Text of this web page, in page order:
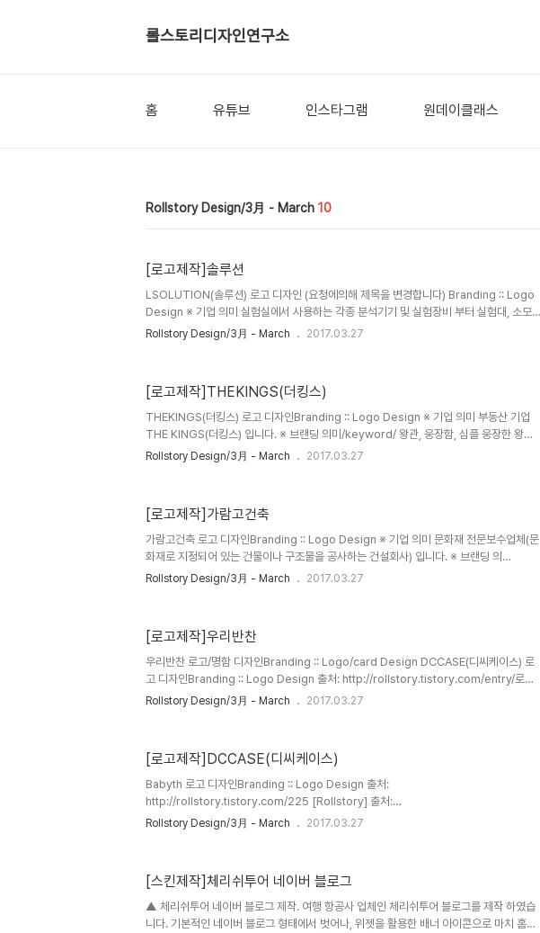
롤스토리디자인연구소
홈 유튜브 인스타그램 원데이클래스
Rollstory Design/3月 - March 10
[로고제작]솔루션
LSOLUTION(솔루션) 로고 디자인 (요청에의해 제목을 변경합니다) Branding :: Logo
Design ※ 기업 의미 실험실에서 사용하는 각종 분석기기 및 실험장비 부터 실험대, 소모
품까지 종합적으로 공급하는 기업입니다. ※ 브랜딩 의미/keyword/ 현미경, 사각형, 정갈
Rollstory Design/3月 - March 2017.03.27
[로고제작]THEKINGS(더킹스)
THEKINGS(더킹스) 로고 디자인Branding :: Logo Design ※ 기업 의미 부동산 기업
THE KINGS(더킹스) 입니다. ※ 브랜딩 의미/keyword/ 왕관, 웅장함, 심플 웅장한 왕관
속에 건물을 형상화하는 형태와 함께 완성된 심볼과 로만체의 글씨와 슬로건을 덧붙여 정갈
Rollstory Design/3月 - March 2017.03.27
[로고제작]가람고건축
가람고건축 로고 디자인Branding :: Logo Design ※ 기업 의미 문화재 전문보수업체(문
화재로 지정되어 있는 건물이나 구조물을 공사하는 건설회사) 입니다. ※ 브랜딩 의
미/keyword/ 기와, 기둥, 심플 문화재로지정된 구조물 및 건축물을 보수하는 특수한 기업
Rollstory Design/3月 - March 2017.03.27
[로고제작]우리반찬
우리반찬 로고/명함 디자인Branding :: Logo/card Design DCCASE(디씨케이스) 로
고 디자인Branding :: Logo Design 출처: http://rollstory.tistory.com/entry/로고
제작DCCASE디씨케이스 [Rollstory] ※ 기업 의미 수제반찬전문 가게 '우리반찬'입니다.
용하였습니다.
Rollstory Design/3月 - March 2017.03.27
[로고제작]DCCASE(디씨케이스)
Babyth 로고 디자인Branding :: Logo Design 출처:
http://rollstory.tistory.com/225 [Rollstory] 출처:
http://rollstory.tistory.com/225 [Rollstory] 출처:
써 쿠폰을, 스마트폰의 상징으로써 스마트폰의 외곽을 쿠폰위에 올려 아기자기하고 심플하
게 로고 디자인을 하였습니다. 영문형과 한글형 두가지를 디자인하..
Rollstory Design/3月 - March 2017.03.27
[스킨제작]체리쉬투어 네이버 블로그
▲ 체리쉬투어 네이버 블로그 제작. 여행 항공사 업체인 체리쉬투어 블로그를 제작 하였습
니다. 기본적인 네이버 블로그 형태에서 벗어나, 위젯을 활용한 배너 아이콘으로 마치 홈페